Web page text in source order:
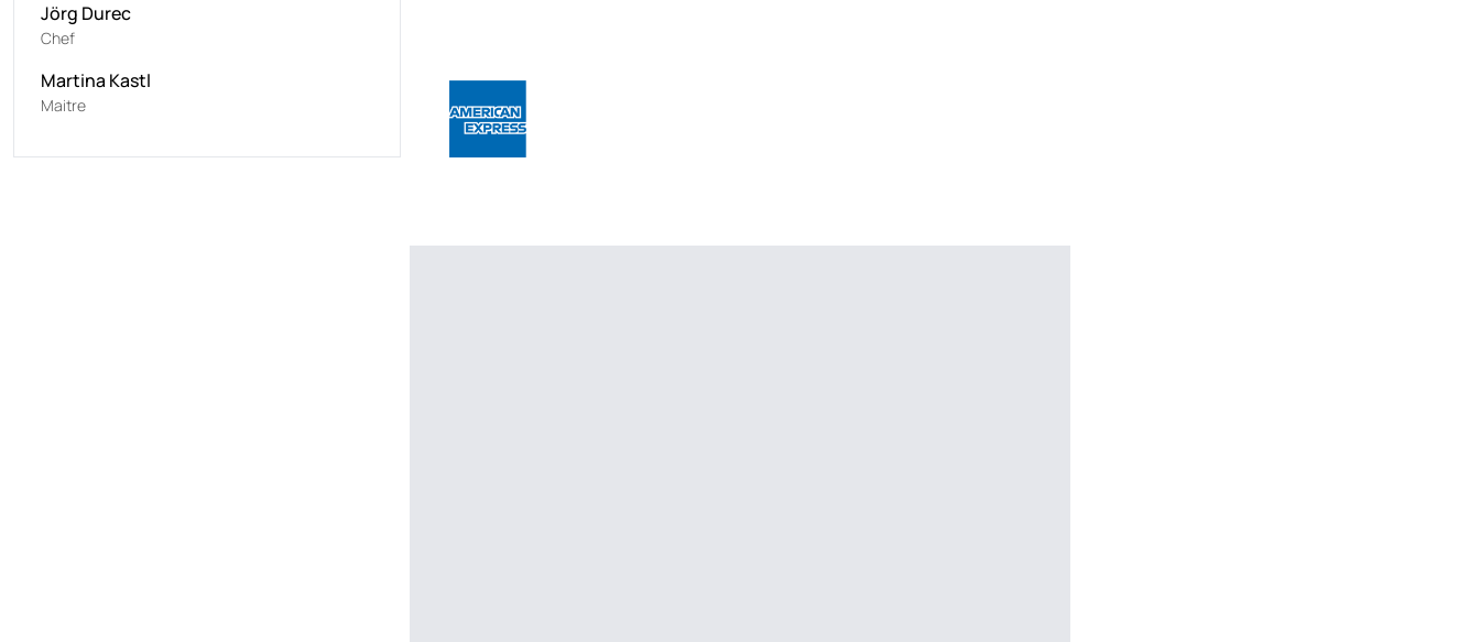
Jörg Durec
Chef
Martina Kastl
Maitre